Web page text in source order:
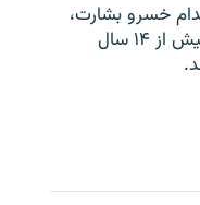
خسرو بشارت،
زندانی کُرد سنی‌مذهب، پس از تحمل بیش از ۱۴ سال